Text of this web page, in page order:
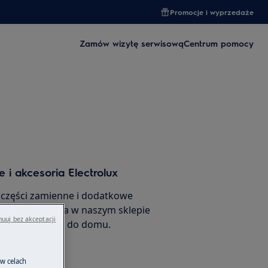
Promocje i wyprzedaże
Zamów wizytę serwisowąCentrum pomocy
i akcesoria Electrolux
zamienne i dodatkowe
urządzenia w naszym sklepie
je prosto do domu.
celach
bez akceptacji